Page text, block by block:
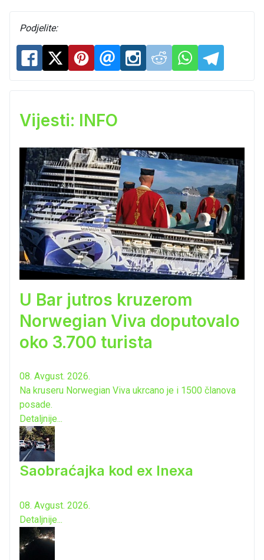
Podjelite:
Vijesti: INFO
U Bar jutros kruzerom
Norwegian Viva doputovalo
oko 3.700 turista
08. Avgust. 2026.
Na kruseru Norwegian Viva ukrcano je i 1500 članova
posade.
Detaljnije...
Saobraćajka kod ex Inexa
08. Avgust. 2026.
Detaljnije...